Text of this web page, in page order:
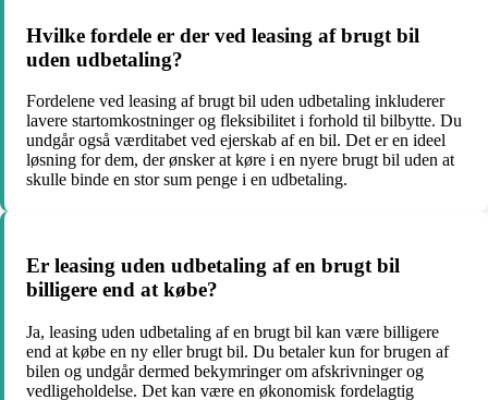
Hvilke fordele er der ved leasing af brugt bil
uden udbetaling?
Fordelene ved leasing af brugt bil uden udbetaling inkluderer
lavere startomkostninger og fleksibilitet i forhold til bilbytte. Du
undgår også værditabet ved ejerskab af en bil. Det er en ideel
løsning for dem, der ønsker at køre i en nyere brugt bil uden at
skulle binde en stor sum penge i en udbetaling.
Er leasing uden udbetaling af en brugt bil
billigere end at købe?
Ja, leasing uden udbetaling af en brugt bil kan være billigere
end at købe en ny eller brugt bil. Du betaler kun for brugen af
bilen og undgår dermed bekymringer om afskrivninger og
vedligeholdelse. Det kan være en økonomisk fordelagtig